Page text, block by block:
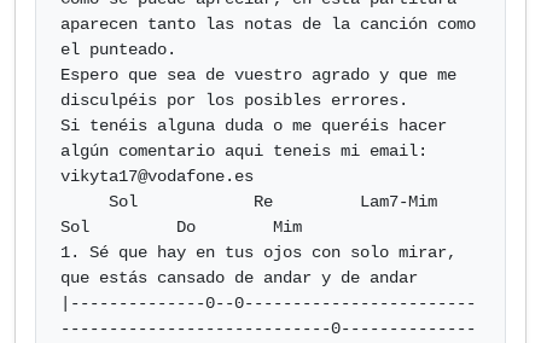
aparecen tanto las notas de la canción como
el punteado.
Espero que sea de vuestro agrado y que me
disculpéis por los posibles errores.
Si tenéis alguna duda o me queréis hacer
vikyta17@vodafone.es
Sol         Do        Mim
1. Sé que hay en tus ojos con solo mirar,
que estás cansado de andar y de andar
|--------------0--0------------------------
----------------------------0--------------